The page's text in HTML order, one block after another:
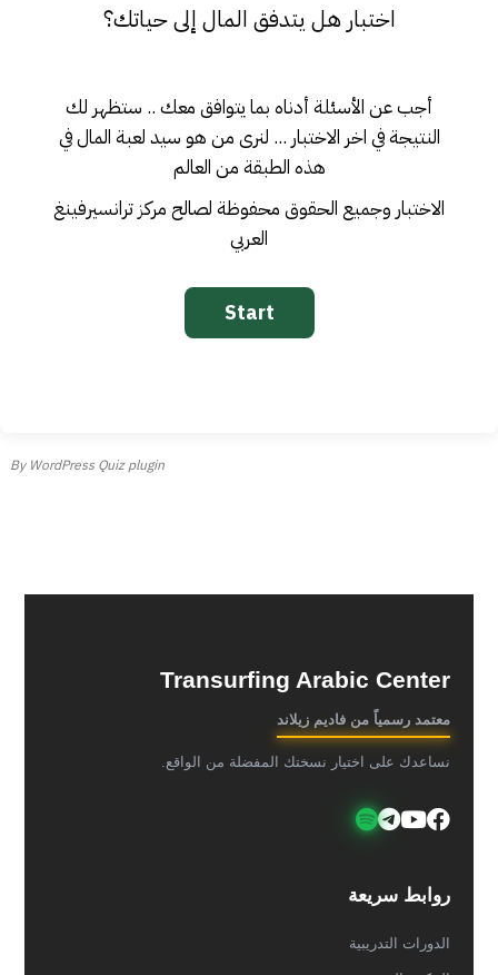
اختبار هل يتدفق المال إلى حياتك؟
أجب عن الأسئلة أدناه بما يتوافق معك .. ستظهر لك
النتيجة في اخر الاختبار ... لنرى من هو سيد لعبة المال في
هذه الطبقة من العالم
الاختبار وجميع الحقوق محفوظة لصالح مركز ترانسيرفينغ
العربي
By WordPress Quiz plugin
Transurfing Arabic Center
معتمد رسمياً من فاديم زيلاند
نساعدك على اختيار نسختك المفضلة من الواقع.
روابط سريعة
الدورات التدريبية